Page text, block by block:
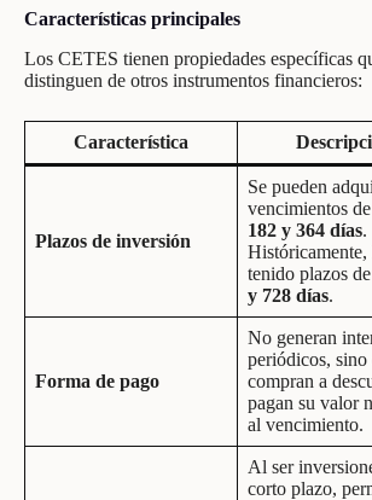
Características principales
Los CETES tienen propiedades específicas
distinguen de otros instrumentos financieros:
Característica
Plazos de inversión
Se pueden
vencimientos de
182 y 364 días.
Históricamente,
tenido plazos
y 728 días.
Forma de pago
No generan
periódicos, sino
compran a
pagan su valor
al vencimiento.
Al ser
corto plazo,